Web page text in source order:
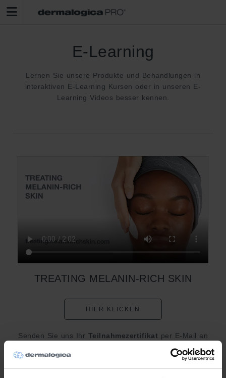
E-Learning
Lernen Sie unsere Produkte und Behandlungen in
interaktiven E-Learning Kursen oder in unseren E-
Learning Videos besser kennen.
TREATING MELANIN-RICH SKIN
HIER KLICKEN
Senden Sie uns Ihr Teilnahmezertifikat per E-Mail an
& Sie erhalten ein
detailliertes Handbuch als Zusammenfassung zu
diesem Kurs.